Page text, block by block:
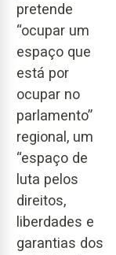
pretende
“ocupar um
espaço que
está por
ocupar no
parlamento”
regional, um
“espaço de
luta pelos
direitos,
liberdades e
garantias dos